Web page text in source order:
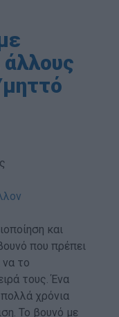
και
που πρέπει
να το
τους. Ένα
χρόνια
Το βουνό με